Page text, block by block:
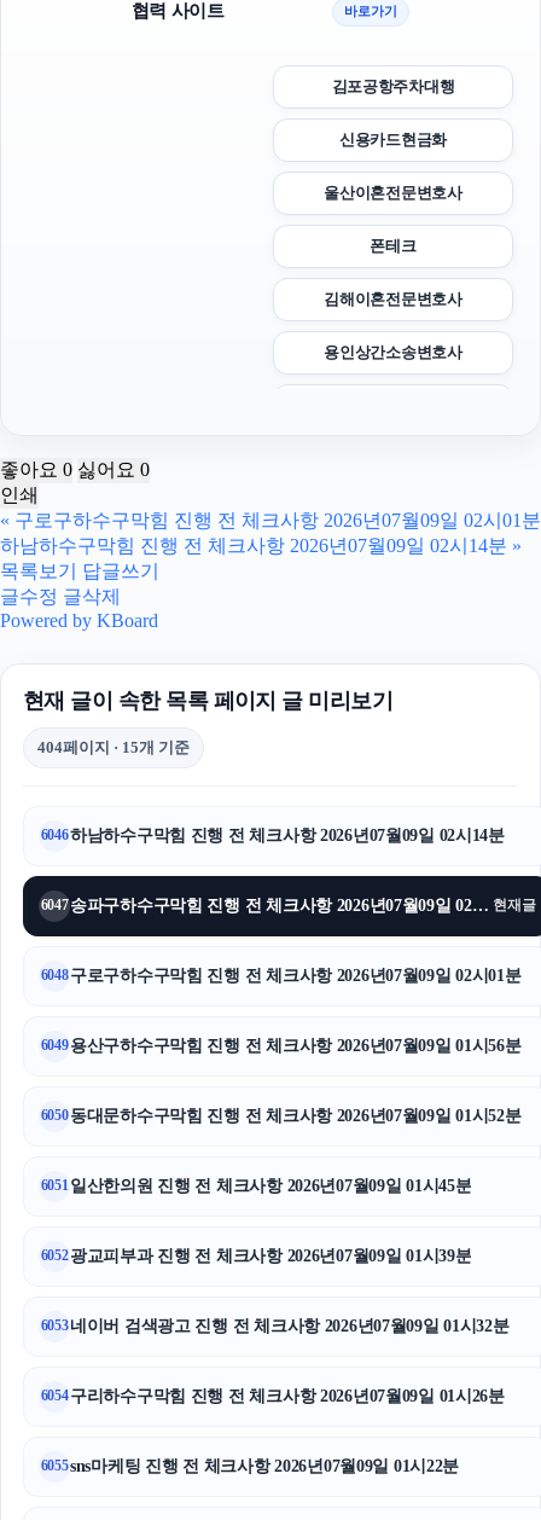
협력 사이트 바로가기
김포공항주차대행
신용카드현금화
울산이혼전문변호사
폰테크
김해이혼전문변호사
용인상간소송변호사
인스타 팔로워 구매
대구이혼전문변호사
의정부변호사
인스타 좋아요 늘리기
폰테크
서울이혼전문변호사
좋아요 0 싫어요 0
인쇄
« 구로구하수구막힘 진행 전 체크사항 2026년07월09일 02시01분
하남하수구막힘 진행 전 체크사항 2026년07월09일 02시14분 »
목록보기
답글쓰기
글수정 글삭제
Powered by KBoard
현재 글이 속한 목록 페이지 글 미리보기
404페이지 · 15개 기준
6046하남하수구막힘 진행 전 체크사항 2026년07월09일 02시14분
6047 송파구하수구막힘 진행 전 체크사항 2026년07월09일 02시12분 현재글
6048구로구하수구막힘 진행 전 체크사항 2026년07월09일 02시01분
6049용산구하수구막힘 진행 전 체크사항 2026년07월09일 01시56분
6050동대문하수구막힘 진행 전 체크사항 2026년07월09일 01시52분
6051일산한의원 진행 전 체크사항 2026년07월09일 01시45분
6052광교피부과 진행 전 체크사항 2026년07월09일 01시39분
6053네이버 검색광고 진행 전 체크사항 2026년07월09일 01시32분
6054구리하수구막힘 진행 전 체크사항 2026년07월09일 01시26분
6055sns마케팅 진행 전 체크사항 2026년07월09일 01시22분